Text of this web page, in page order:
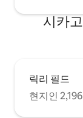
시카
릭리 필드
현지인